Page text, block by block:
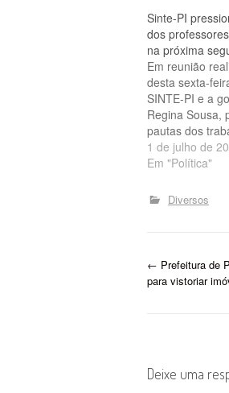
Sinte-PI
dos
na próxima
Em reunião
desta sexta-
SINTE-PI e a
Regina Sousa,
pautas dos
educação, ficou
seguintes
efetuados no
servidores da
suplementar. O…
1 de julho de
Em "Política"
Diversos
P
t
← Prefeitura de
para vistoriar
Deixe uma